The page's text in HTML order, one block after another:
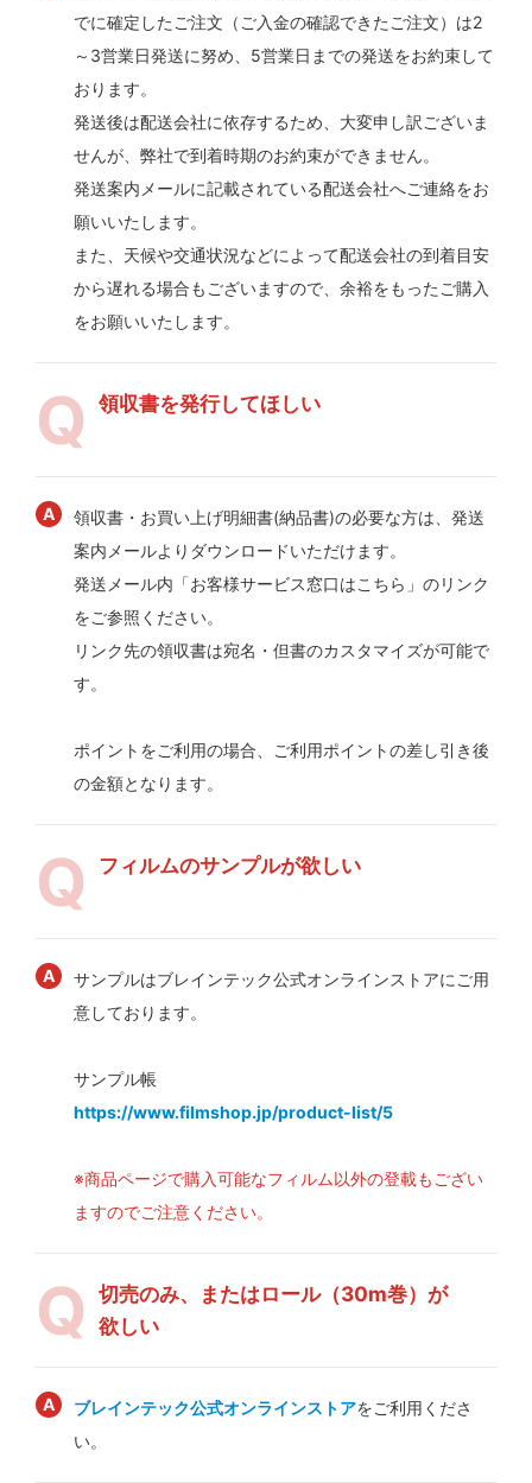
でに確定したご注文（ご入金の確認できたご注文）は2
～3営業日発送に努め、5営業日までの発送をお約束して
おります。
発送後は配送会社に依存するため、大変申し訳ございま
せんが、弊社で到着時期のお約束ができません。
発送案内メールに記載されている配送会社へご連絡をお
願いいたします。
また、天候や交通状況などによって配送会社の到着目安
から遅れる場合もございますので、余裕をもったご購入
をお願いいたします。
領収書を発行してほしい
領収書・お買い上げ明細書(納品書)の必要な方は、発送
案内メールよりダウンロードいただけます。
発送メール内「お客様サービス窓口はこちら」のリンク
をご参照ください。
リンク先の領収書は宛名・但書のカスタマイズが可能で
す。
ポイントをご利用の場合、ご利用ポイントの差し引き後
の金額となります。
フィルムのサンプルが欲しい
サンプルはブレインテック公式オンラインストアにご用
意しております。
サンプル帳
https://www.filmshop.jp/product-list/5
※商品ページで購入可能なフィルム以外の登載もござい
ますのでご注意ください。
切売のみ、またはロール（30m巻）が
欲しい
ブレインテック公式オンラインストアをご利用くださ
い。